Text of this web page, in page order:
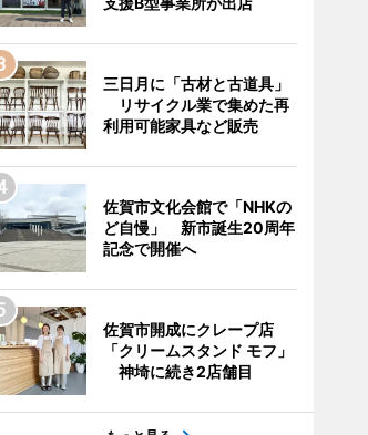
三日月に「古材と古道具」
リサイクル業で集めた再
利用可能家具など販売
佐賀市文化会館で「NHKの
ど自慢」 新市誕生20周年
記念で開催へ
佐賀市開成にクレープ店
「クリームスタンド モフ」
神埼に続き2店舗目